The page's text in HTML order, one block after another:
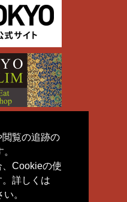
覧の追跡の
Cookieの使
詳しくは
。